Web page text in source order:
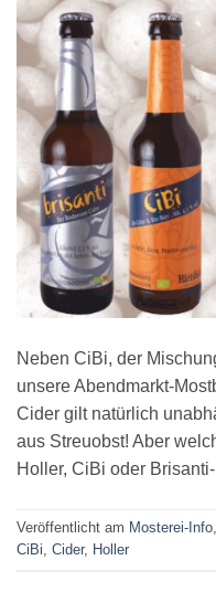
Neben CiBi, der
unsere Abendmarkt-
Cider gilt natürlich
aus Streuobst! Aber
Holler, CiBi oder
Veröffentlicht am Mosterei-Info,
CiBi, Cider, Holler